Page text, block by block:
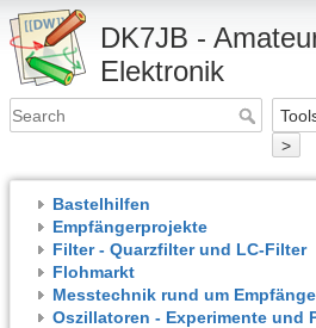
DK7JB -
Elektronik
>
Bastelhilfen
Empfängerprojekte
Filter - Quarzfilter und LC-Filter
Flohmarkt
Messtechnik rund um
Oszillatoren - Experimente und